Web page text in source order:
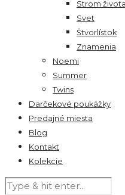
Strom života
Svet
Štvorlístok
Znamenia
Noemi
Summer
Twins
Darčekové poukážky
Predajné miesta
Blog
Kontakt
Kolekcie